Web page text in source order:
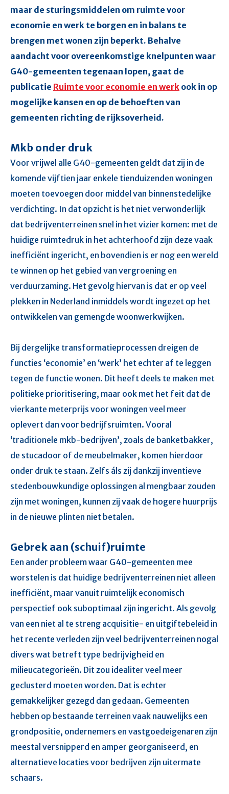
maar de sturingsmiddelen om ruimte voor
economie en werk te borgen en in balans te
brengen met wonen zijn beperkt. Behalve
aandacht voor overeenkomstige knelpunten waar
G40-gemeenten tegenaan lopen, gaat de
publicatie Ruimte voor economie en werk ook in op
mogelijke kansen en op de behoeften van
gemeenten richting de rijksoverheid.
Mkb onder druk
Voor vrijwel alle G40-gemeenten geldt dat zij in de
komende vijftien jaar enkele tienduizenden woningen
moeten toevoegen door middel van binnenstedelijke
verdichting. In dat opzicht is het niet verwonderlijk
dat bedrijventerreinen snel in het vizier komen: met de
huidige ruimtedruk in het achterhoofd zijn deze vaak
inefficiënt ingericht, en bovendien is er nog een wereld
te winnen op het gebied van vergroening en
verduurzaming. Het gevolg hiervan is dat er op veel
plekken in Nederland inmiddels wordt ingezet op het
ontwikkelen van gemengde woonwerkwijken.
Bij dergelijke transformatieprocessen dreigen de
functies ‘economie’ en ‘werk’ het echter af te leggen
tegen de functie wonen. Dit heeft deels te maken met
politieke prioritisering, maar ook met het feit dat de
vierkante meterprijs voor woningen veel meer
oplevert dan voor bedrijfsruimten. Vooral
‘traditionele mkb-bedrijven’, zoals de banketbakker,
de stucadoor of de meubelmaker, komen hierdoor
onder druk te staan. Zelfs áls zij dankzij inventieve
stedenbouwkundige oplossingen al mengbaar zouden
zijn met woningen, kunnen zij vaak de hogere huurprijs
in de nieuwe plinten niet betalen.
Gebrek aan (schuif)ruimte
Een ander probleem waar G40-gemeenten mee
worstelen is dat huidige bedrijventerreinen niet alleen
inefficiënt, maar vanuit ruimtelijk economisch
perspectief ook suboptimaal zijn ingericht. Als gevolg
van een niet al te streng acquisitie- en uitgiftebeleid in
het recente verleden zijn veel bedrijventerreinen nogal
divers wat betreft type bedrijvigheid en
milieucategorieën. Dit zou idealiter veel meer
geclusterd moeten worden. Dat is echter
gemakkelijker gezegd dan gedaan. Gemeenten
hebben op bestaande terreinen vaak nauwelijks een
grondpositie, ondernemers en vastgoedeigenaren zijn
meestal versnipperd en amper georganiseerd, en
alternatieve locaties voor bedrijven zijn uitermate
schaars.